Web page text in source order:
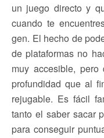
un juego directo y
cuando te
gen. El hecho de
de plataformas no
muy accesible,
profundidad que al
rejugable. Es fácil
tanto el saber sacar
para conseguir